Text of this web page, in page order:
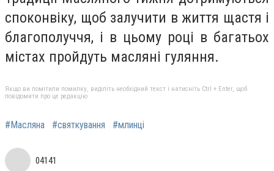
споконвіку, щоб залучити в життя щастя і
благополуччя, і в цьому році в багатьох
містах пройдуть масляні гуляння.
Якщо ви помітили помилку, виділіть необхідний текст і натисніть Ctrl + Enter, щоб
повідомити про це редакцію
#Масляна #святкування #млинці
04141